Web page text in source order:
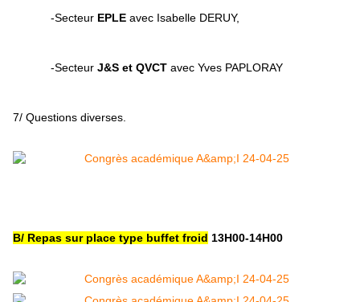
-Secteur EPLE avec Isabelle DERUY,
-SecteurJ&S et QVCT avec Yves PAPLORAY
7/ Questions diverses.
B/ Repas sur place type buffet froid 13H00-14H00